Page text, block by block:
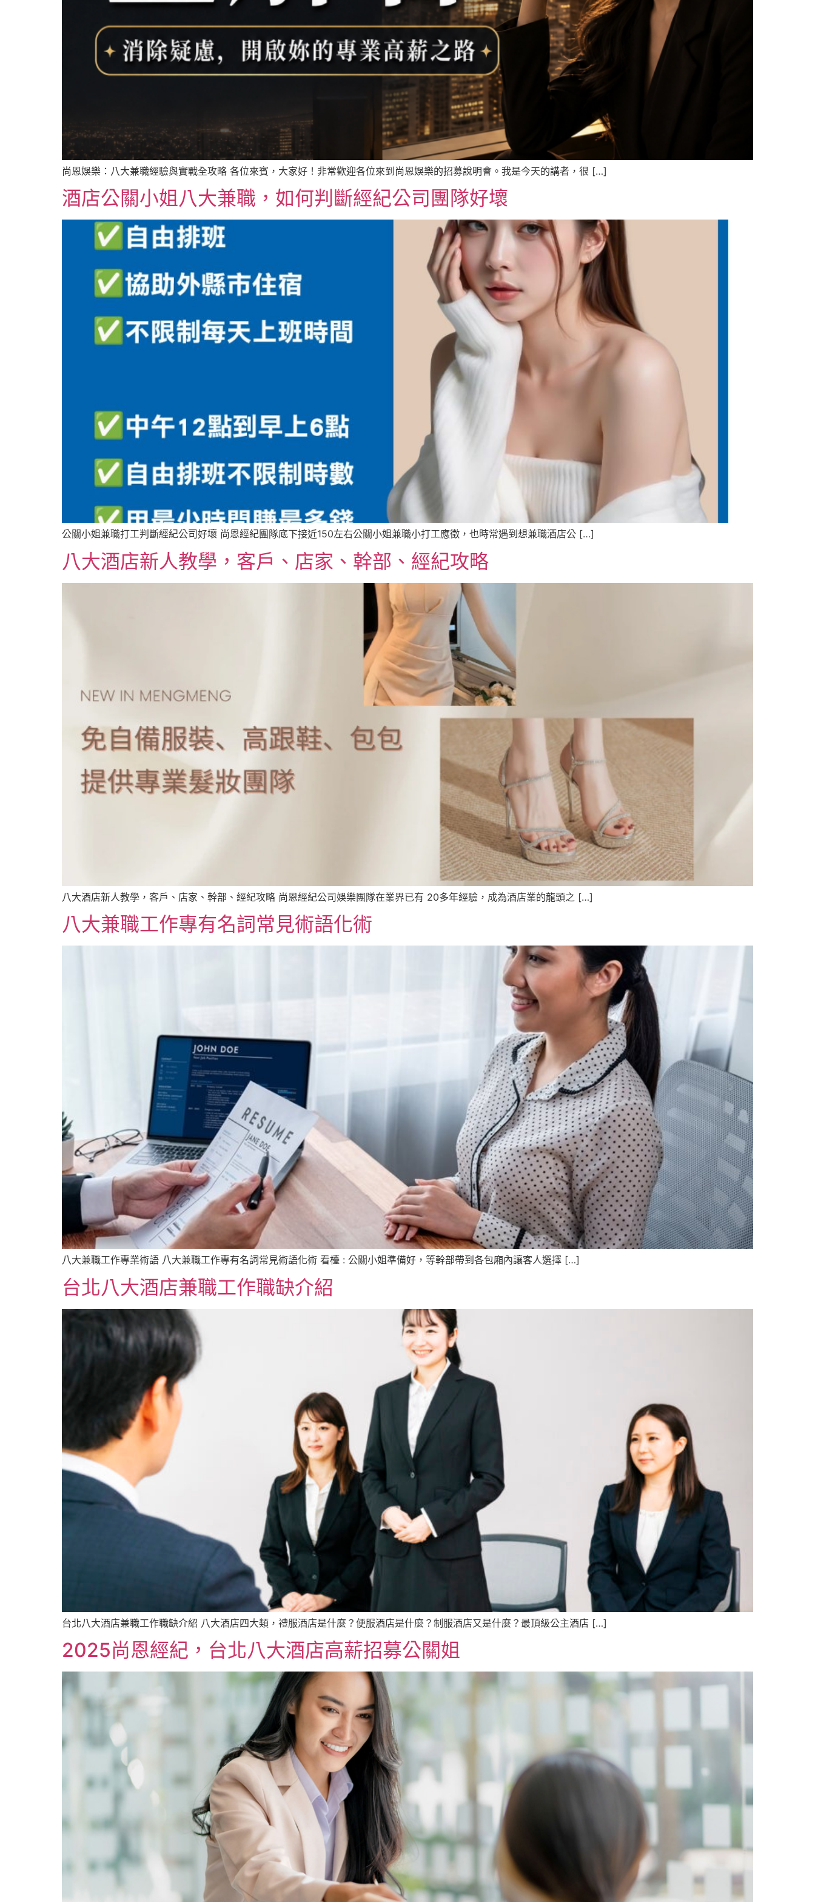
尚恩娛樂：八大兼職經驗與實戰全攻略 各位來賓，大家好！非常歡迎各位來到尚恩娛樂的招募說明會。我是今天的講者，很 […]
酒店公關小姐八大兼職，如何判斷經紀公司團隊好壞
公關小姐兼職打工判斷經紀公司好壞 尚恩經紀團隊底下接近150左右公關小姐兼職小打工應徵，也時常遇到想兼職酒店公 […]
八大酒店新人教學，客戶、店家、幹部、經紀攻略
八大酒店新人教學，客戶、店家、幹部、經紀攻略 尚恩經紀公司娛樂團隊在業界已有 20多年經驗，成為酒店業的龍頭之 […]
八大兼職工作專有名詞常見術語化術
八大兼職工作專業術語 八大兼職工作專有名詞常見術語化術 看檯 : 公關小姐準備好，等幹部帶到各包廂內讓客人選擇 […]
台北八大酒店兼職工作職缺介紹
台北八大酒店兼職工作職缺介紹 八大酒店四大類，禮服酒店是什麼？便服酒店是什麼？制服酒店又是什麼？最頂級公主酒店 […]
2025尚恩經紀，台北八大酒店高薪招募公關姐